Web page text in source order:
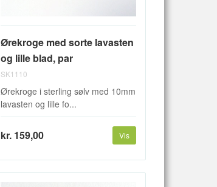
Ørekroge med sorte lavasten
og lille blad, par
SK1110
Ørekroge i sterling sølv med 10mm
lavasten og lille fo...
kr. 159,00 Vis